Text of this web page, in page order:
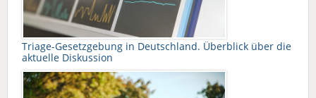
Triage-Gesetzgebung in Deutschland. Überblick über die
aktuelle Diskussion